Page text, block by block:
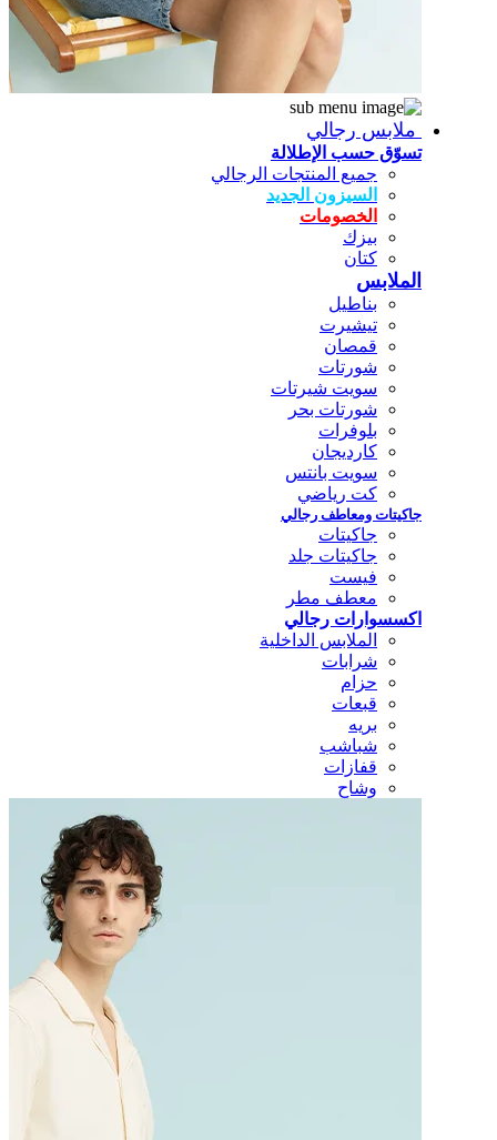
ملابس رجالي
تسوّق حسب الإطلالة
جميع المنتجات الرجالي
السيزون الجديد
الخصومات
بيزك
كتان
الملابس
بناطيل
تيشيرت
قمصان
شورتات
سويت شيرتات
شورتات بحر
بلوفرات
كارديجان
سويت بانتس
كت رياضي
جاكيتات ومعاطف رجالي
جاكيتات
جاكيتات جلد
فيست
معطف مطر
اكسسوارات رجالي
الملابس الداخلية
شرابات
حزام
قبعات
بريه
شباشب
قفازات
وشاح